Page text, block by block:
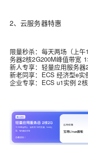
2、云服务器特惠
限量秒杀：每天两场（上
务器2核2G200M峰值带宽 1
新人专享：轻量应用服务器
新老同享：ECS 经济型e实
企业专享：ECS u1实例 2